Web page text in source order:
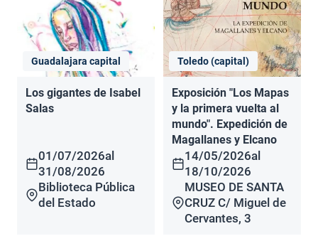
Guadalajara capital
Los gigantes de Isabel
Salas
01/07/2026al
31/08/2026
Biblioteca Pública
del Estado
Toledo (capital)
Exposición "Los Mapas
y la primera vuelta al
mundo". Expedición de
Magallanes y Elcano
14/05/2026al
18/10/2026
MUSEO DE SANTA
CRUZ C/ Miguel de
Cervantes, 3